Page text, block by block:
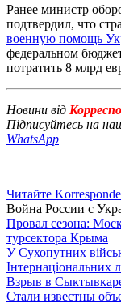
Ранее министр
подтвердил, что
военную помощь
федеральном
потратить 8 млрд
Новини від
Підписуйтесь на
WhatsApp
Читайте
Война России с
Провал сезона:
турсектора Крыма
У Сухопутних
Інтернаціональних
Взрыв в
Стали известны